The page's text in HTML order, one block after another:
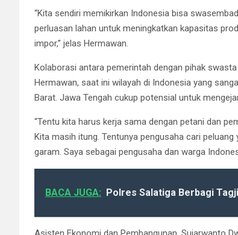
“Kita sendiri memikirkan Indonesia bisa
perluasan lahan untuk meningkatkan kapasitas
impor,” jelas Hermawan.
Kolaborasi antara pemerintah dengan pihak
Hermawan, saat ini wilayah di Indonesia yang
Barat. Jawa Tengah cukup potensial untuk
“Tentu kita harus kerja sama dengan petani dan
Kita masih itung. Tentunya pengusaha cari
garam. Saya sebagai pengusaha dan warga
BACA JUGA: Polres Salatiga Berbagi